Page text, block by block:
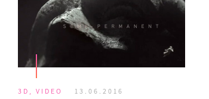
3D VIDEO 13.06.2016